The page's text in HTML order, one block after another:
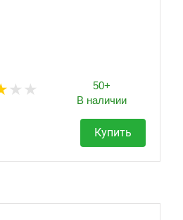
50+
В наличии
Купить